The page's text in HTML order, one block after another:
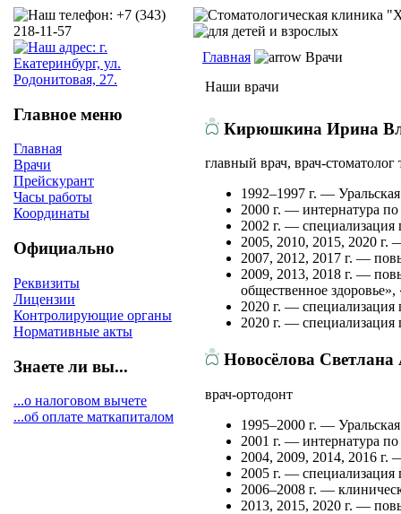
Главное меню
Главная
Врачи
Прейскурант
Часы работы
Координаты
Официально
Реквизиты
Лицензии
Контролирующие органы
Нормативные акты
Знаете ли вы...
...о налоговом вычете
...об оплате маткапиталом
Главная
Врачи
Наши врачи
Кирюшкина Ирина
главный врач, врач-стоматолог
1992–1997 г. —
2000 г. — интернатура по
2002 г. — специализация
2005, 2010, 2015, 2020
2007, 2012, 2017 г. —
2009, 2013, 2018 г. —
общественное
2020 г. — специализация
2020 г. — специализация
Новосёлова Светлана
врач-ортодонт
1995–2000 г. —
2001 г. — интернатура
2004, 2009, 2014, 2016
2005 г. — специализация
2006–2008 г. —
2013, 2015, 2020 г. —